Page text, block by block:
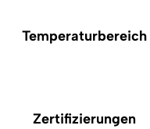
Temperaturbereich
Zertifizierungen